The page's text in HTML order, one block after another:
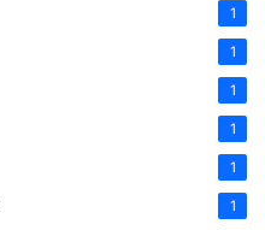
1
1
1
1
1
1